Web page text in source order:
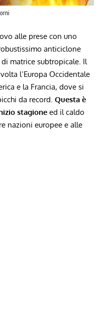
alle prese con uno
anticiclone
matrice subtropicale. Il
l’Europa Occidentale
e la Francia, dove si
da record. Questa è
stagione ed il caldo
nazioni europee e alle